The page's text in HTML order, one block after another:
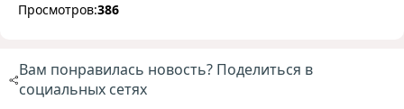
Просмотров:386
Вам понравилась новость? Поделиться в
социальных сетях